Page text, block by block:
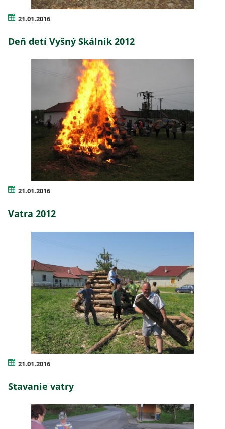
21.01.2016
Deň detí Vyšný Skálnik 2012
21.01.2016
Vatra 2012
21.01.2016
Stavanie vatry